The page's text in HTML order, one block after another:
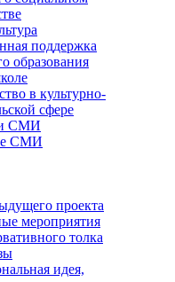
поддержка
образования
в культурно-
сфере
и СМИ
СМИ
проекта
мероприятия
толка
идея,